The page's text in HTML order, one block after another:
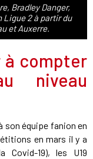
Bradley Danger,
Ligue 2 à partir du
et Auxerre.
à compter
niveau
son équipe fanion en
en mars il y a
19), les U19